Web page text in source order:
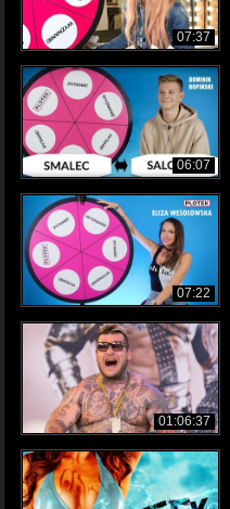
07:37
06:07
07:22
01:06:37